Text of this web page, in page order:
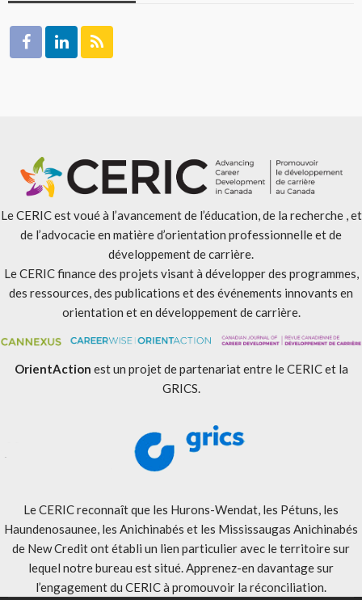
Le CERIC est voué à l’avancement de l’éducation, de la recherche , et
de l’advocacie en matière d’orientation professionnelle et de
développement de carrière.
Le CERIC finance des projets visant à développer des programmes,
des ressources, des publications et des événements innovants en
orientation et en développement de carrière.
OrientAction est un projet de partenariat entre le CERIC et la
GRICS.
Le CERIC reconnaît que les Hurons-Wendat, les Pétuns, les
Haundenosaunee, les Anichinabés et les Mississaugas Anichinabés
de New Credit ont établi un lien particulier avec le territoire sur
lequel notre bureau est situé. Apprenez-en davantage sur
l’engagement du CERIC à promouvoir la réconciliation.